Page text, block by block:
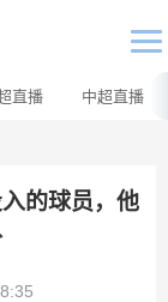
直播 中超直播
的球员，他